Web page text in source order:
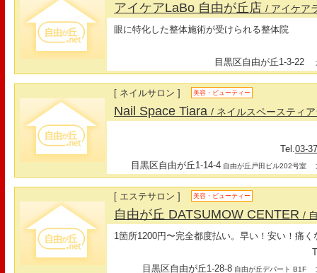
アイケアLaBo 自由が丘店/ アイケア
眼に特化した整体施術が受けられる整体院
目黒区自由が丘1-3-22
[ ネイルサロン ] 美容・ビューティー
Nail Space Tiara/ ネイルスペースティ
Tel.03-
目黒区自由が丘1-14-4 自由が丘戸田ビル202号室
[ エステサロン ] 美容・ビューティー
自由が丘 DATSUMOW CENTER/
1箇所1200円〜完全都度払い。早い！安い！痛
目黒区自由が丘1-28-8 自由が丘デパート B1F